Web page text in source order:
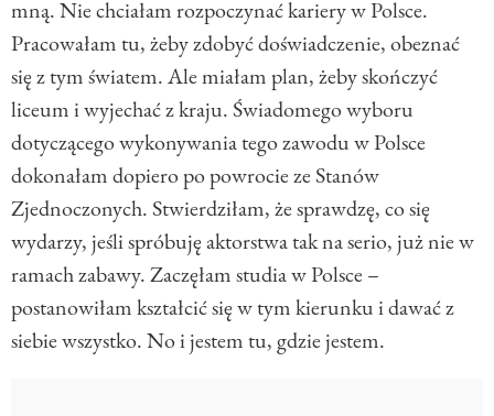
mną. Nie chciałam rozpoczynać kariery w Polsce.
Pracowałam tu, żeby zdobyć doświadczenie, obeznać
się z tym światem. Ale miałam plan, żeby skończyć
liceum i wyjechać z kraju. Świadomego wyboru
dotyczącego wykonywania tego zawodu w Polsce
dokonałam dopiero po powrocie ze Stanów
Zjednoczonych. Stwierdziłam, że sprawdzę, co się
wydarzy, jeśli spróbuję aktorstwa tak na serio, już nie w
ramach zabawy. Zaczęłam studia w Polsce –
postanowiłam kształcić się w tym kierunku i dawać z
siebie wszystko. No i jestem tu, gdzie jestem.